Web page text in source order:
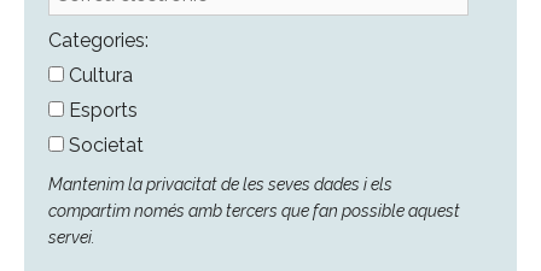
electrònic
*Categories:
Cultura
Esports
Societat
Mantenim la privacitat de les seves dades i els
compartim només amb tercers que fan possible aquest
servei.